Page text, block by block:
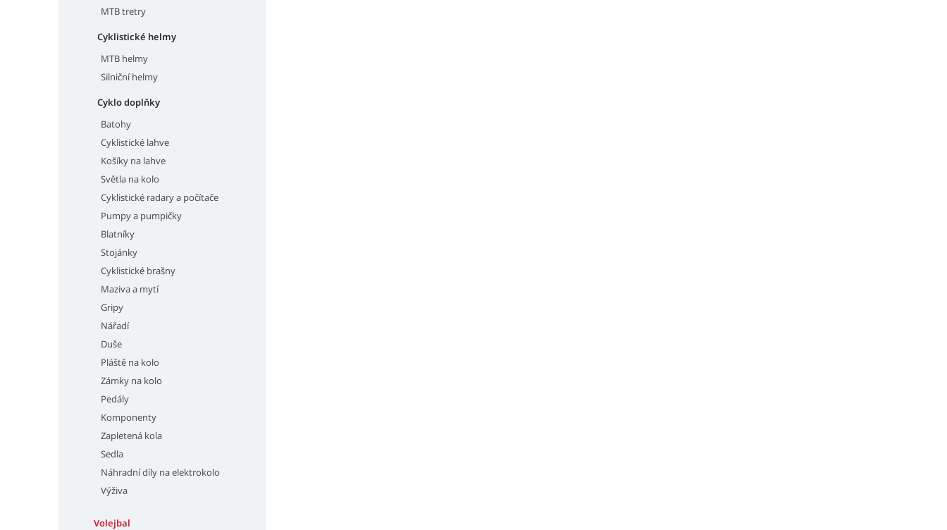
MTB tretry
Cyklistické helmy
MTB helmy
Silniční helmy
Cyklo doplňky
Batohy
Cyklistické lahve
Košíky na lahve
Světla na kolo
Cyklistické radary a počítače
Pumpy a pumpičky
Blatníky
Stojánky
Cyklistické brašny
Maziva a mytí
Gripy
Nářadí
Duše
Pláště na kolo
Zámky na kolo
Pedály
Komponenty
Zapletená kola
Sedla
Náhradní díly na elektrokolo
Výživa
Volejbal